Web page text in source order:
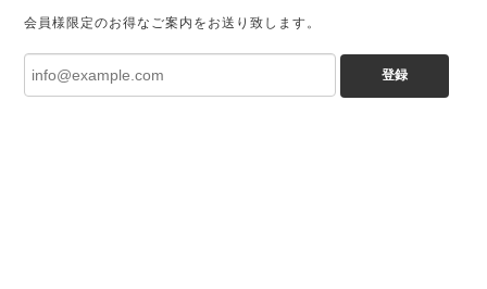
会員様限定のお得なご案内をお送り致します。
登録